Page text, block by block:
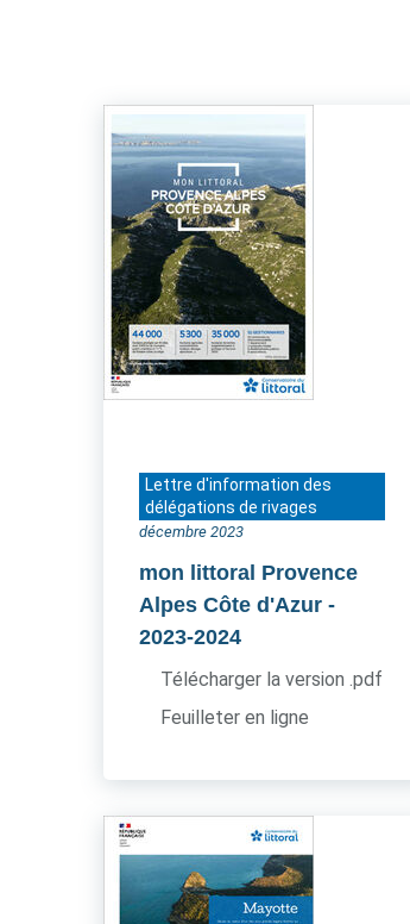
Lettre d'information des
délégations de rivages
décembre 2023
mon littoral Provence
Alpes Côte d'Azur -
2023-2024
Télécharger la version .pdf
Feuilleter en ligne